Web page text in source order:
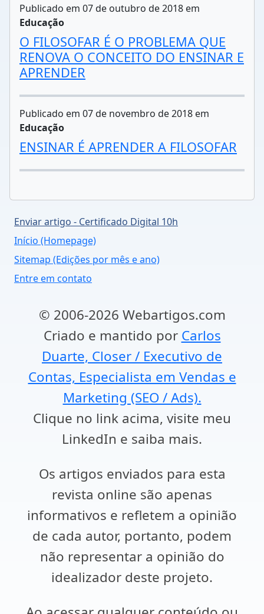
Publicado em 07 de outubro de 2018 em
Educação
O FILOSOFAR É O PROBLEMA QUE
RENOVA O CONCEITO DO ENSINAR E
APRENDER
Publicado em 07 de novembro de 2018 em
Educação
ENSINAR É APRENDER A FILOSOFAR
Enviar artigo - Certificado Digital 10h
Início (Homepage)
Sitemap (Edições por mês e ano)
Entre em contato
© 2006-2026 Webartigos.com
Criado e mantido por Carlos
Duarte, Closer / Executivo de
Contas, Especialista em Vendas e
Marketing (SEO / Ads).
Clique no link acima, visite meu
LinkedIn e saiba mais.
Os artigos enviados para esta
revista online são apenas
informativos e refletem a opinião
de cada autor, portanto, podem
não representar a opinião do
idealizador deste projeto.